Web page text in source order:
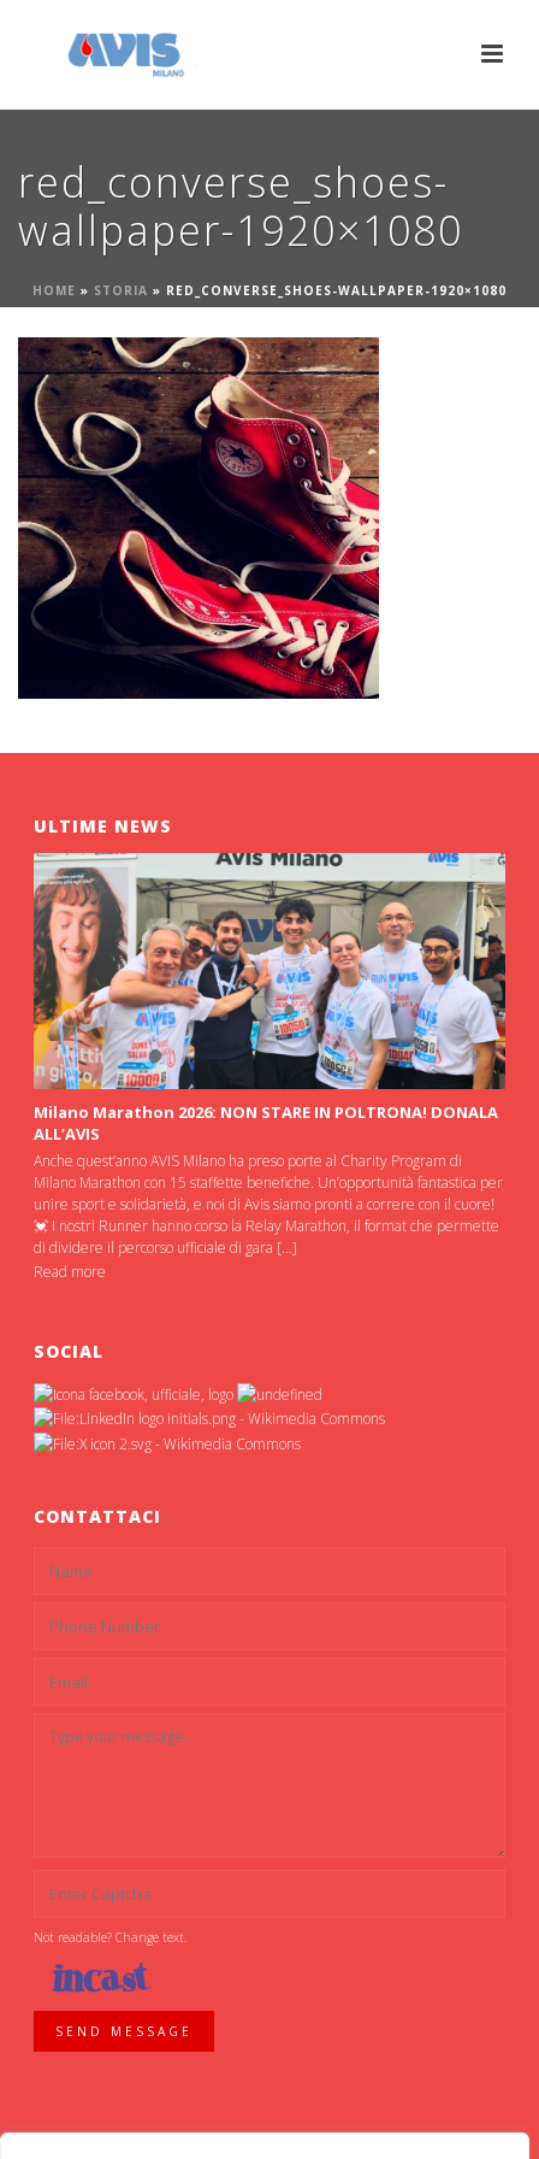
red_converse_shoes-
wallpaper-1920×1080
HOME » STORIA » RED_CONVERSE_SHOES-WALLPAPER-1920×1080
ULTIME NEWS
Milano Marathon 2026: NON STARE IN POLTRONA! DONALA
ALL’AVIS
Anche quest’anno AVIS Milano ha preso porte al Charity Program di
Milano Marathon con 15 staffette benefiche. Un’opportunità fantastica per
unire sport e solidarietà, e noi di Avis siamo pronti a correre con il cuore!
💓 I nostri Runner hanno corso la Relay Marathon, il format che permette
di dividere il percorso ufficiale di gara […]
Read more
SOCIAL
CONTATTACI
Not readable? Change text.
SEND MESSAGE